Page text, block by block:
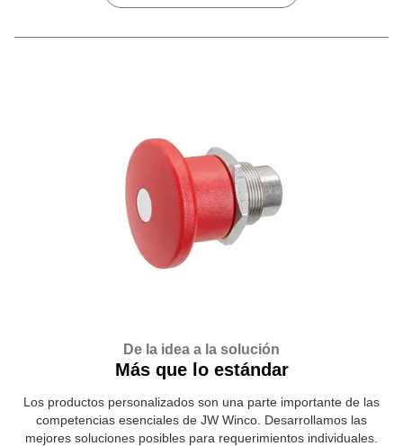
De la idea a la solución
Más que lo estándar
Los productos personalizados son una parte importante de las
competencias esenciales de JW Winco. Desarrollamos las
mejores soluciones posibles para requerimientos individuales.